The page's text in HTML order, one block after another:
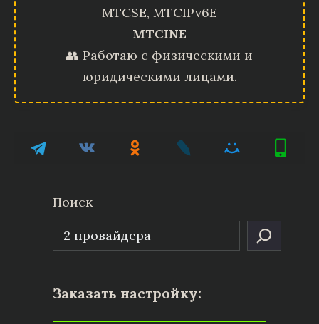
MTCSE, MTCIPv6E
MTCINE
👥 Работаю с физическими и
юридическими лицами.
Поиск
Заказать настройку: